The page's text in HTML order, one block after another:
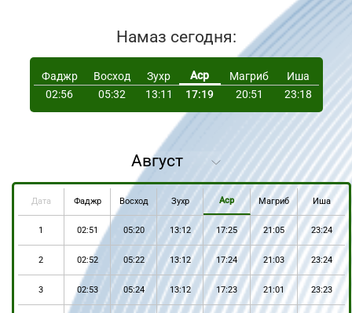
Намаз сегодня:
Фаджр Восход Зухр Аср Магриб
Иша
02:56
05:32 13:11 17:19 20:51 23:18
Дата Фаджр Восход Зухр Аср Магриб Иша
1 02:51 05:20 13:12 17:25 21:05 23:24
2 02:52 05:22 13:12 17:24 21:03 23:24
3 02:53 05:24 13:12 17:23 21:01 23:23